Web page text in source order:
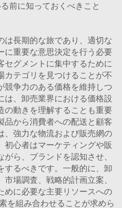
前に知っておくべきこと
は長期的な旅であり、適切な
に重要な意思決定を行う必要
セグメントに集中するために
カテゴリを見つけることが不
競争力のある価格を維持しつ
は、卸売業界における価格設
の動きを理解することも重要
品から消費者への配送と顧客
、強力な物流および販売網の
初心者はマーケティングや販
ら、ブランドを認知させ、
するべきです。一般的に、卸
場調査、戦略的計画立案、
めに必要な主要リソースへの
を組み合わせることが求めら